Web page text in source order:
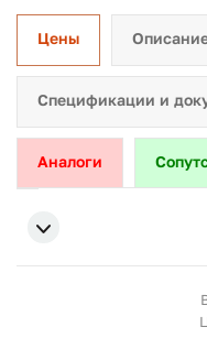
Цены
Спецификации и
Аналоги